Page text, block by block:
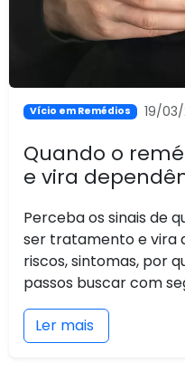
Vício em Remédios 19/
Quando o
e vira
Perceba os sinais de
ser tratamento e vira
riscos, sintomas, por
passos buscar com
Ler mais